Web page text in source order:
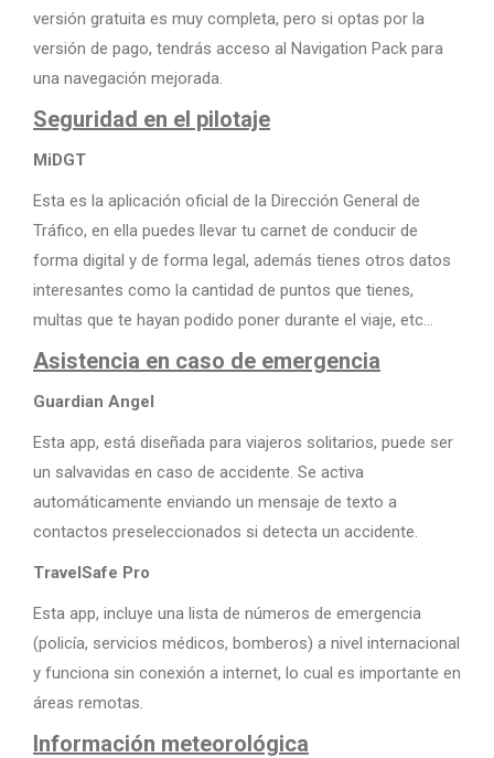
versión gratuita es muy completa, pero si optas por la
versión de pago, tendrás acceso al Navigation Pack para
una navegación mejorada.
Seguridad en el pilotaje
MiDGT
Esta es la aplicación oficial de la Dirección General de
Tráfico, en ella puedes llevar tu carnet de conducir de
forma digital y de forma legal, además tienes otros datos
interesantes como la cantidad de puntos que tienes,
multas que te hayan podido poner durante el viaje, etc…
Asistencia en caso de emergencia
Guardian Angel
Esta app, está diseñada para viajeros solitarios, puede ser
un salvavidas en caso de accidente. Se activa
automáticamente enviando un mensaje de texto a
contactos preseleccionados si detecta un accidente.
TravelSafe Pro
Esta app, incluye una lista de números de emergencia
(policía, servicios médicos, bomberos) a nivel internacional
y funciona sin conexión a internet, lo cual es importante en
áreas remotas.
Información meteorológica